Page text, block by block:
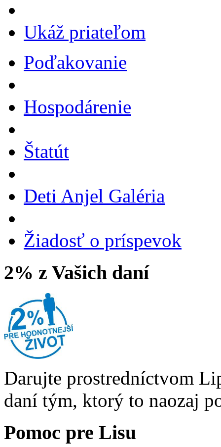
Ukáž priateľom
Poďakovanie
Hospodárenie
Štatút
Deti Anjel Galéria
Žiadosť o príspevok
2% z Vašich daní
Darujte prostredníctvom
daní tým, ktorý to naozaj
Pomoc pre Lisu